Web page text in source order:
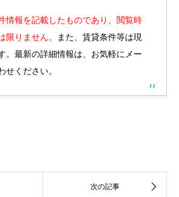
情報を記載したものであり、閲覧時
限りません。
また、賃貸条件等は現
。最新の詳細情報は、お気軽にメー
せください。